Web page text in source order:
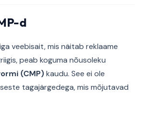
d
veebisait, mis näitab reklaame
peab koguma nõusoleku
(CMP)kaudu. See ei ole
tagajärgedega, mis mõjutavad